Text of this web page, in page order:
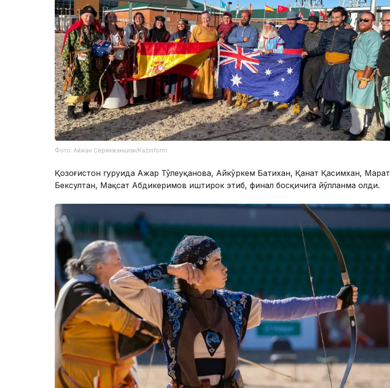
Фото: Айжан Серикжанқизи/Kazinform
Қозоғистон гуруҳида Ажар Тўлеуқанова, Айкўркем Батихан, Қанат Қасимхан, Марат
Бексултан, Мақсат Абдикеримов иштирок этиб, финал босқичига йўлланма олди.